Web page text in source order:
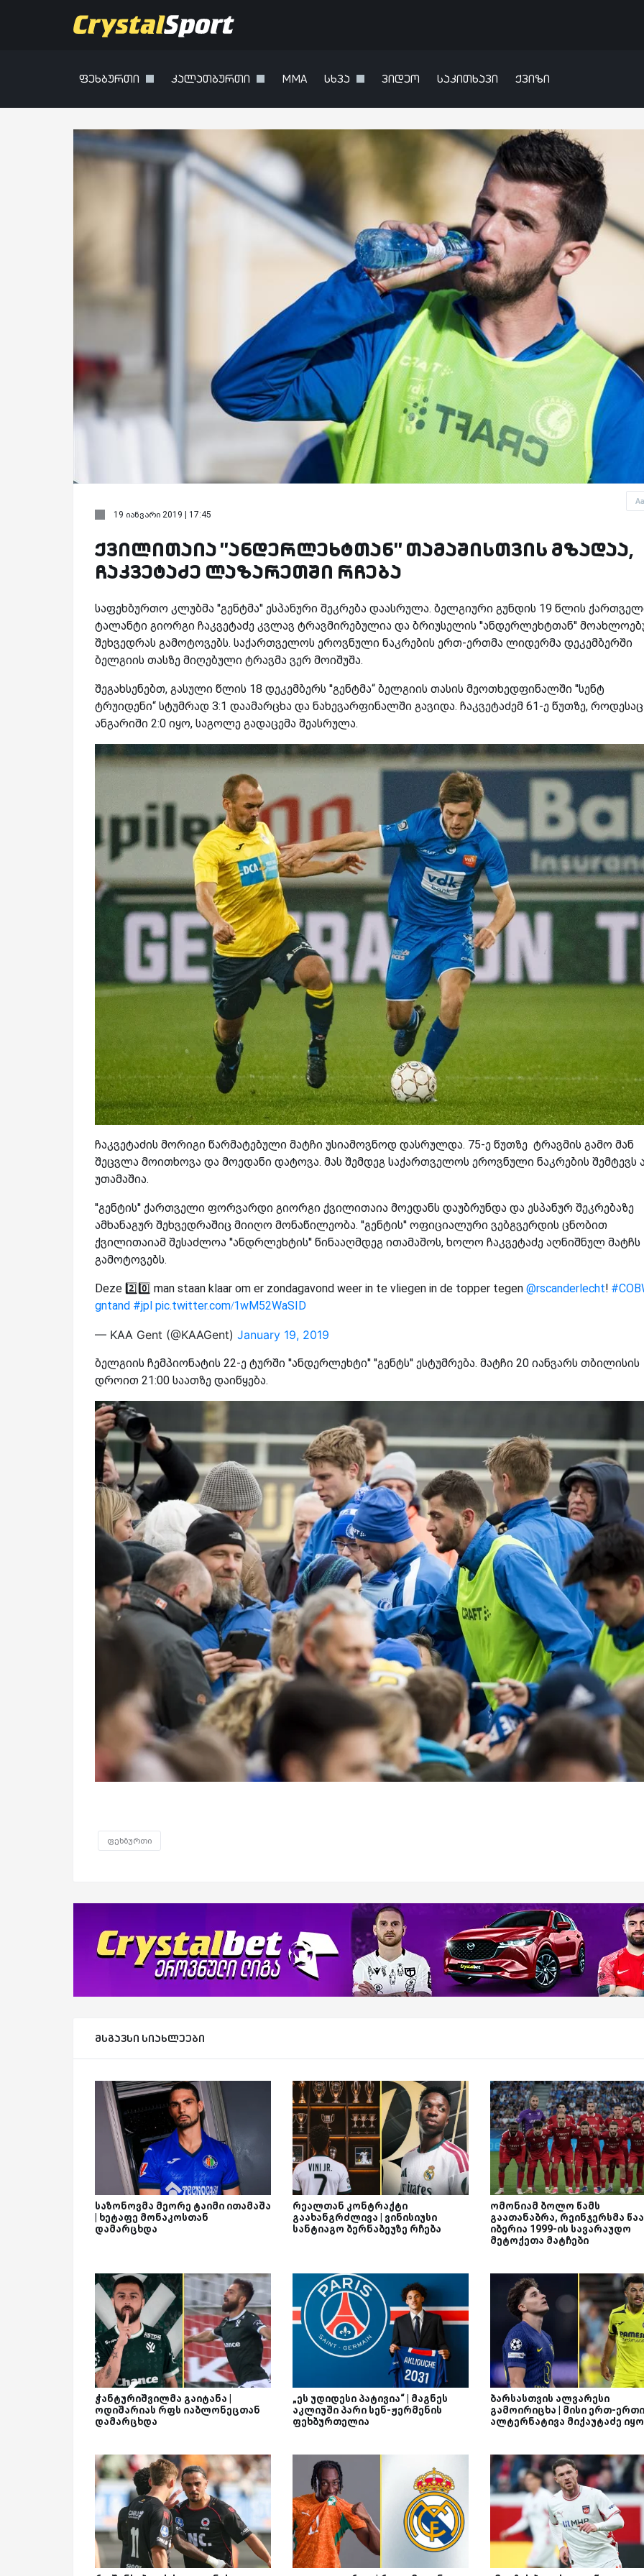
ფეხბურთი კალათბურთი MMA სხვა ვიდეო საკითხავი ქვიზი
Aa
19 იანვარი 2019 | 17:45
ქვილითაია ''ანდერლეხტთან'' თამაშისთვის მზადაა,
ჩაკვეტაძე ლაზარეთში რჩება
საფეხბურთო კლუბმა ''გენტმა'' ესპანური შეკრება დაასრულა. ბელგიური გუნდის 19 წლის
ტალანტი გიორგი ჩაკვეტაძე კვლავ ტრავმირებულია და ბრიუსელის ''ანდერლეხტთან''
შეხვედრას გამოტოვებს. საქართველოს ეროვნული ნაკრების ერთ-ერთმა ლიდერმა დეკემბერში
ბელგიის თასზე მიღებული ტრავმა ვერ მოიშუშა.
შეგახსენებთ, გასული წლის 18 დეკემბერს ''გენტმა“ ბელგიის თასის მეოთხედფინალში ''სენტ
ტრუიდენი“ სტუმრად 3:1 დაამარცხა და ნახევარფინალში გავიდა. ჩაკვეტაძემ 61-ე წუთზე, როდესაც
ანგარიში 2:0 იყო, საგოლე გადაცემა შეასრულა.
ჩაკვეტაძის მორიგი წარმატებული მატჩი უსიამოვნოდ დასრულდა. 75-ე წუთზე ტრავმის გამო მან
შეცვლა მოითხოვა და მოედანი დატოვა. მას შემდეგ საქართველოს ეროვნული ნაკრების შემტევს
უთამაშია.
''გენტის'' ქართველი ფორვარდი გიორგი ქვილითაია მოედანს დაუბრუნდა და ესპანურ შეკრებაზე
ამხანაგურ შეხვედრაშიც მიიღო მონაწილეობა. ''გენტის'' ოფიციალური ვებგვერდის ცნობით
ქვილითაიამ შესაძლოა ''ანდრლეხტის'' წინააღმდეგ ითამაშოს, ხოლო ჩაკვეტაძე აღნიშნულ მატჩს
გამოტოვებს.
Deze 2️⃣0️⃣ man staan klaar om er zondagavond weer in te vliegen in de topper tegen @rscanderlecht!
gntand #jpl pic.twitter.com/1wM52WaSID
— KAA Gent (@KAAGent) January 19, 2019
ბელგიის ჩემპიონატის 22-ე ტურში ''ანდერლეხტი'' ''გენტს'' ესტუმრება. მატჩი 20 იანვარს თბილისის
დროით 21:00 საათზე დაიწყება.
ფეხბურთი
მსგავსი სიახლეები
საზონოვმა მეორე ტაიმი ითამაშა
| ხეტაფე მონაკოსთან
დამარცხდა
რეალთან კონტრაქტი
გაახანგრძლივა | ვინისიუსი
სანტიაგო ბერნაბეუზე რჩება
ომონიამ ბოლო წამს
გაათანაბრა, რეინჯერსმა
იბერია 1999-ის სავარაუდო
მეტოქეთა მატჩები
ჭანტურიშვილმა გაიტანა |
ოდიშარიას რფს იაბლონეცთან
დამარცხდა
„ეს უდიდესი პატივია“ | მაგნეს
აკლიუში პარი სენ-ჟერმენის
ფეხბურთელია
ბარსასთვის ალვარესი
გამოირიცხა | მისი ერთ-ერთი
ალტერნატივა მიქაუტაძე იყო